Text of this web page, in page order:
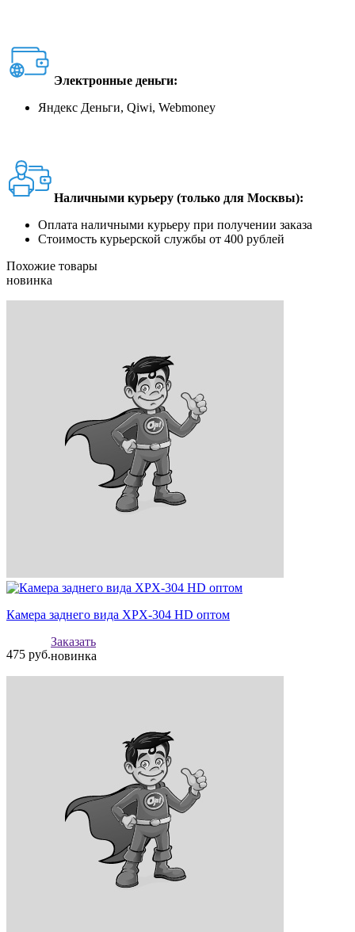
Электронные деньги:
Яндекс Деньги, Qiwi, Webmoney
Наличными курьеру (только для Москвы):
Оплата наличными курьеру при получении заказа
Стоимость курьерской службы от 400 рублей
Похожие товары
новинка
Камера заднего вида XPX-304 HD оптом
475 руб.
Заказать
новинка